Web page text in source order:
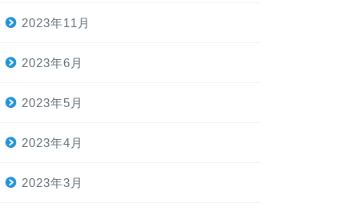
2023年11月
2023年6月
2023年5月
2023年4月
2023年3月